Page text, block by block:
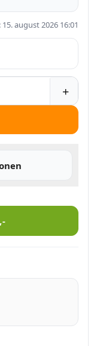
august 2026 16:01
,-